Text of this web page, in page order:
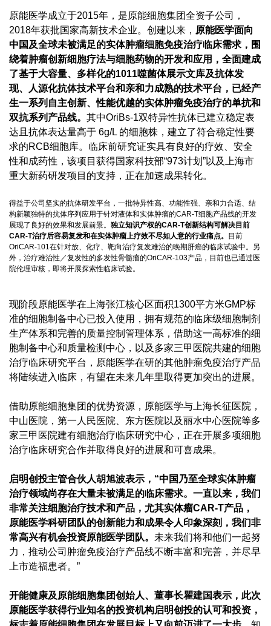
原能医学成立于2015年，是原能细胞集团全资子公司，
2018年获批国家高新技术企业。创建以来， 原能医学面向
中国及全球未被满足的实体肿瘤细胞免疫治疗临床需求，围
绕着肿瘤创新细胞疗法与细胞药物的开发和应用，全面建成
了基于大容量、多样化的1011噬菌体展示文库及抗体发
现、人源化抗体技术平台和亲和力成熟的技术平台，已经产
生一系列自主创新、性能优越的实体肿瘤免疫治疗的单抗和
双抗系列产品线。 其中OriBs-1双特异性抗体已建立稳定表
达且抗体表达量高于 6g/L 的细胞株，建立了符合稳定性要
求的RCB细胞库。临床前研究证实具有良好的疗效、安全
性和成药性，该项目获得国家科技部“973计划”以及上海市
重大新药研发项目的支持，正在加速成果转化。
得益于公司坚实的抗体研发平台，一批特异性高、功能性强、亲和力合适、结
构新颖独特的抗体序列应用于针对液体和实体肿瘤的CAR-T细胞产品线的开发
展现了良好的效果和发展前景。 独立知识产权的CAR-T创新结构可解决目前
CAR-T治疗后容易复发和在实体肿瘤上疗效不尽如人意的行业痛点。
目前
OriCAR-101在针对放、化疗、靶向治疗复发难治的晚期肝癌的临床试验中。另
外，治疗难治性／复发性的多发性骨髓瘤的OriCAR-103产品，目前也已通过医
院伦理审核，即将开展探索性临床试验。
现阶段原能医学在上海张江核心区面积1300平方米GMP标
准的细胞制备中心已投入使用，拥有规范的临床级细胞制剂
生产体系和完善的质量控制管理体系，借助这一高标准的细
胞制备中心和质量检测中心，以及多家三甲医院共建的细胞
治疗临床研究平台，原能医学在研的其他肿瘤免疫治疗产品
将陆续进入临床，有望在未来几年里取得更加突出的进展。
借助原能细胞集团的优势资源，原能医学与上海长征医院，
中山医院，第一人民医院、东方医院以及丽水中心医院等多
家三甲医院建有细胞治疗临床研究中心，正在开展多项细胞
治疗临床研究合作并取得良好的进展和可喜成果。
启明创投主管合伙人胡旭波表示，“中国乃至全球实体肿瘤
治疗领域尚存在大量未被满足的临床需求。 一直以来，我们
非常关注细胞治疗技术和产品，尤其实体瘤CAR-T产品，
原能医学科研团队的创新能力和成果令人印象深刻，我们非
常高兴有机会投资原能医学团队。 未来我们将和他们一起努
力，推动公司肿瘤免疫治疗产品线不断丰富和完善，并尽早
上市造福患者。”
开能健康及原能细胞集团创始人、董事长瞿建国表示，此次
原能医学获得行业知名的投资机构启明创投的认可和投资，